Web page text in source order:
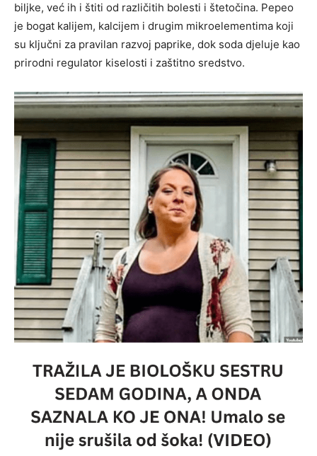
biljke, već ih i štiti od različitih bolesti i štetočina. Pepeo
je bogat kalijem, kalcijem i drugim mikroelementima koji
su ključni za pravilan razvoj paprike, dok soda djeluje kao
prirodni regulator kiselosti i zaštitno sredstvo.